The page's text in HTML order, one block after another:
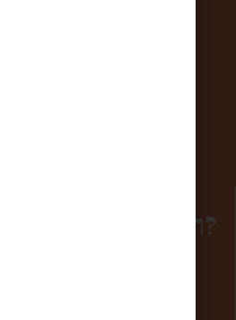
רוצים להפוך למשפחה?